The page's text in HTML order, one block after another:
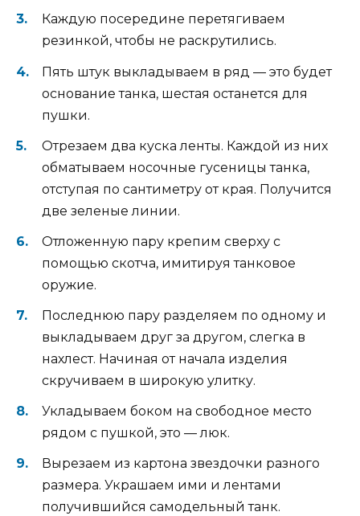
Каждую посередине перетягиваем
резинкой, чтобы не раскрутились.
Пять штук выкладываем в ряд — это будет
основание танка, шестая останется для
пушки.
Отрезаем два куска ленты. Каждой из них
обматываем носочные гусеницы танка,
отступая по сантиметру от края. Получится
две зеленые линии.
Отложенную пару крепим сверху с
помощью скотча, имитируя танковое
оружие.
Последнюю пару разделяем по одному и
выкладываем друг за другом, слегка в
нахлест. Начиная от начала изделия
скручиваем в широкую улитку.
Укладываем боком на свободное место
рядом с пушкой, это — люк.
Вырезаем из картона звездочки разного
размера. Украшаем ими и лентами
получившийся самодельный танк.